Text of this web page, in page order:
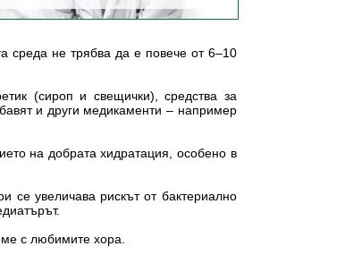
среда не трябва да е повече от 6–10
(сироп и свещички), средства за
и други медикаменти – например
на добрата хидратация, особено в
се увеличава рискът от бактериално
с любимите хора.